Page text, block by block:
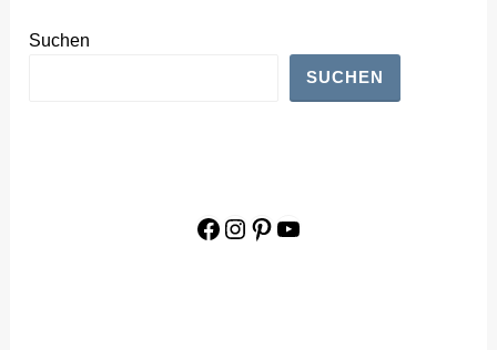
Suchen
SUCHEN
Facebook
Instagram
Pinterest
YouTube